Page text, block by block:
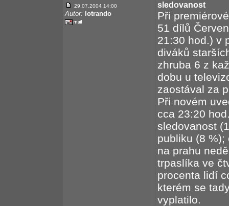
29.07.2004 14:00
Autor: lotrando
sledovanost
Při
51 dílů
21:30 hod.) v
diváků
zhruba 6 z
dobu u
zaostával za
Při novém
cca 23:20
sledovanost
publiku (8
na prahu
trpaslíka ve
procenta lidí
kterém se
vyplatilo.